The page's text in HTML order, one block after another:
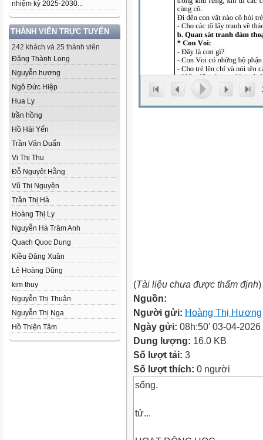
nhiệm kỳ 2025-2030...
THÀNH VIÊN TRỰC TUYẾN
242 khách và 25 thành viên
Đặng Thành Long
Nguyễn hương
Ngô Đức Hiệp
Hua Ly
trần hồng
Hồ Hải Yến
Trần Văn Duẩn
Vi Thị Thu
Đỗ Nguyệt Hằng
Vũ Thị Nguyện
Trần Thị Hà
Hoàng Thị Ly
Nguyễn Hà Trâm Anh
Quach Quoc Dung
Kiều Đăng Xuân
Lê Hoàng Dũng
kim thuy
Nguyễn Thị Thuận
Nguyễn Thị Nga
Hồ Thiện Tâm
(Tài liệu chưa được thẩm định)
Nguồn:
Người gửi: Hoàng Thị Hương
Ngày gửi: 08h:50' 03-04-2026
Dung lượng: 16.0 KB
Số lượt tải: 3
Số lượt thích: 0 người
sống.
tử...